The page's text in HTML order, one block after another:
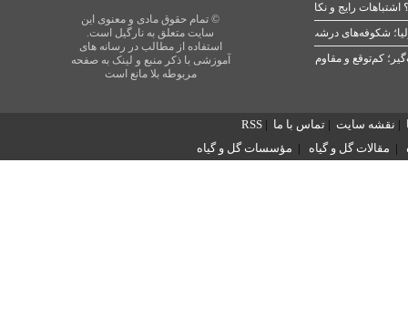
© تمام حقوق مادی و معنوی این
سایت متعلق به نارگیل است.
استفاده از مطالب در رسانه های
آموزشی با ذکر منبع و لینک به صفحه
مربوطه بلا مانع است
رایج و نکات طلایی
شکوفه‌های درشت در بهار
| نقشه سایت | تماس با ما |
RSS
| مقالات گل و گیاه | مؤسسات گل و گیاه